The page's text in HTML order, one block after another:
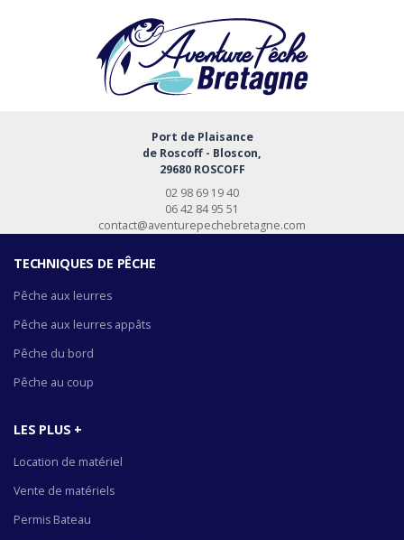
Port de Plaisance
de Roscoff - Bloscon,
29680 ROSCOFF
02 98 69 19 40
06 42 84 95 51
contact@aventurepechebretagne.com
TECHNIQUES DE PÊCHE
Pêche aux leurres
Pêche aux leurres appâts
Pêche du bord
Pêche au coup
LES PLUS +
Location de matériel
Vente de matériels
Permis Bateau